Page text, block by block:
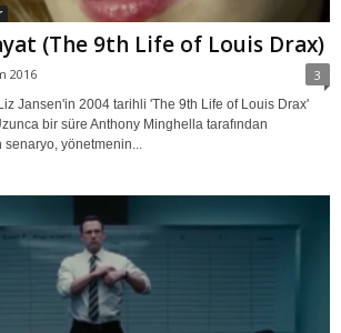
(The 9th Life of Louis Drax)
2016 3
Jansen'in 2004 tarihli 'The 9th Life of Louis Drax'
bir süre Anthony Minghella tarafından
senaryo, yönetmenin...